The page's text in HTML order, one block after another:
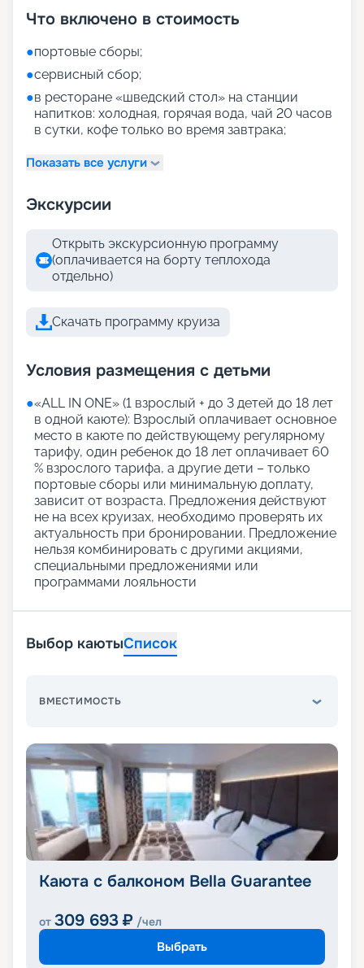
Что включено в стоимость
●портовые сборы;
●сервисный сбор;
●в ресторане «шведский стол» на станции
напитков: холодная, горячая вода, чай 20 часов
в сутки, кофе только во время завтрака;
Показать все услуги
Экскурсии
Открыть экскурсионную программу
(оплачивается на борту теплохода
отдельно)
Скачать программу круиза
Условия размещения с детьми
●«АLL IN ONE» (1 взрослый + до 3 детей до 18 лет
в одной каюте): Взрослый оплачивает основное
место в каюте по действующему регулярному
тарифу, один ребенок до 18 лет оплачивает 60
% взрослого тарифа, а другие дети – только
портовые сборы или минимальную доплату,
зависит от возраста. Предложения действуют
не на всех круизах, необходимо проверять их
актуальность при бронировании. Предложение
нельзя комбинировать с другими акциями,
специальными предложениями или
программами лояльности
Выбор каютыСписок
ВМЕСТИМОСТЬ
Каюта с балконом Bella Guarantee
от 309 693 ₽ /чел
Выбрать